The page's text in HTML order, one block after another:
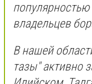
популярностью
владельцев
В нашей
тазы" активно